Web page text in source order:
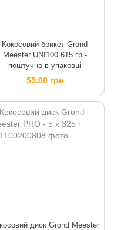
Кокосовий брикет Grond
Meester UNI100 615 гр -
поштучно в упаковці
55.00 грн
диск Grond Meester